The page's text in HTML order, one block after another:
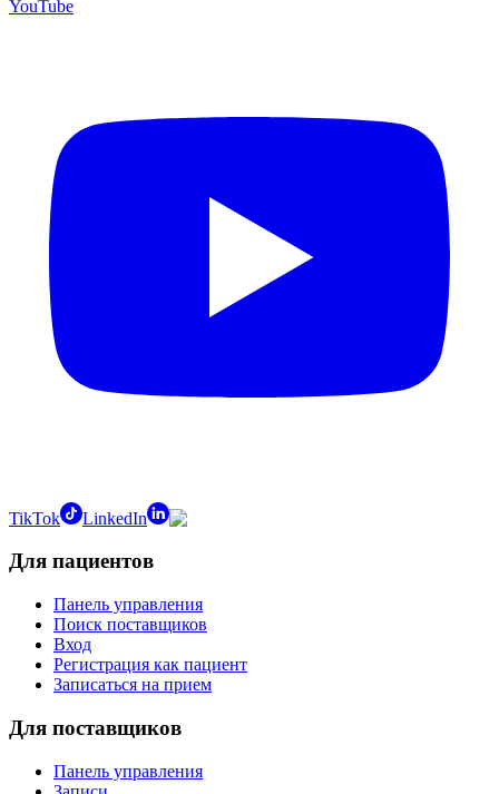
YouTube
TikTok LinkedIn
Для пациентов
Панель управления
Поиск поставщиков
Вход
Регистрация как пациент
Записаться на прием
Для поставщиков
Панель управления